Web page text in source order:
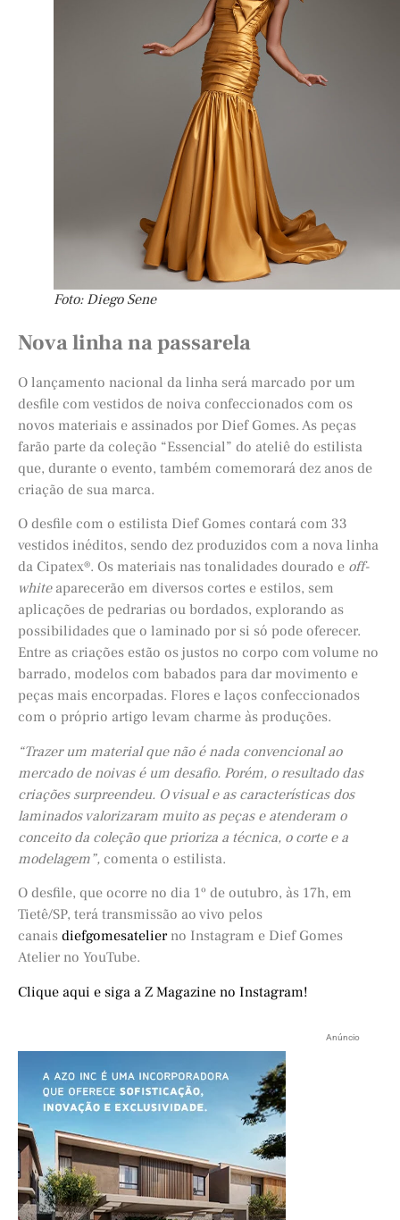
Foto: Diego Sene
Nova linha na passarela
O lançamento nacional da linha será marcado por um
desfile com vestidos de noiva confeccionados com os
novos materiais e assinados por Dief Gomes. As peças
farão parte da coleção “Essencial” do ateliê do estilista
que, durante o evento, também comemorará dez anos de
criação de sua marca.
O desfile com o estilista Dief Gomes contará com 33
vestidos inéditos, sendo dez produzidos com a nova linha
da Cipatex®. Os materiais nas tonalidades dourado e off-
whiteaparecerão em diversos cortes e estilos, sem
aplicações de pedrarias ou bordados, explorando as
possibilidades que o laminado por si só pode oferecer.
Entre as criações estão os justos no corpo com volume no
barrado, modelos com babados para dar movimento e
peças mais encorpadas. Flores e laços confeccionados
com o próprio artigo levam charme às produções.
“Trazer um material que não é nada convencional ao
mercado de noivas é um desafio. Porém, o resultado das
criações surpreendeu. O visual e as características dos
laminados valorizaram muito as peças e atenderam o
conceito da coleção que prioriza a técnica, o corte e a
modelagem”, comenta o estilista.
O desfile, que ocorre no dia 1º de outubro, às 17h, em
Tietê/SP, terá transmissão ao vivo pelos
canais diefgomesatelierno Instagram e Dief Gomes
Atelier no YouTube.
Clique aqui e siga a Z Magazine no Instagram!
Anúncio